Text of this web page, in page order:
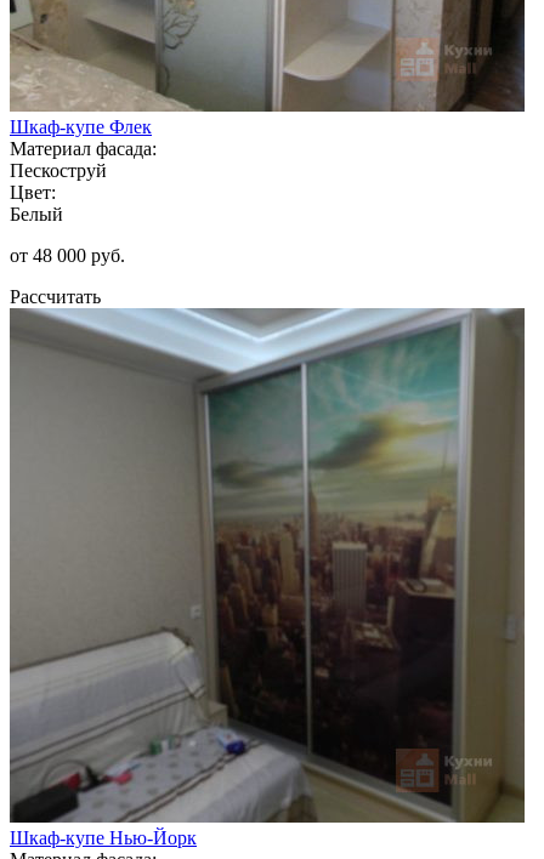
Шкаф-купе Флек
Материал фасада:
Пескоструй
Цвет:
Белый
от 48 000 руб.
Рассчитать
Шкаф-купе Нью-Йорк